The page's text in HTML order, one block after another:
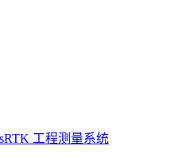
sRTK 工程测量系统